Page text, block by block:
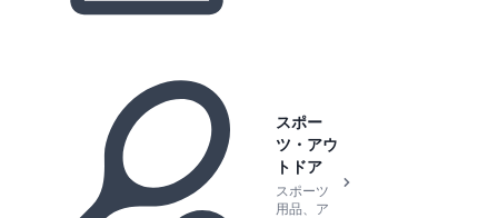
スポー
ツ・アウ
トドア
スポーツ
用品、ア